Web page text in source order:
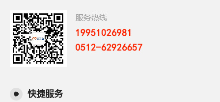
快捷服务